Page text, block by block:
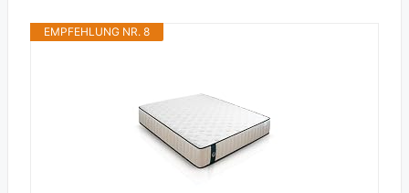
EMPFEHLUNG NR. 8